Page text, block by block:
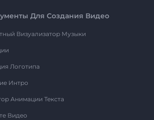
Для Создания Видео
Визуализатор Музыки
Логотипа
Интро
Анимации Текста
Видео